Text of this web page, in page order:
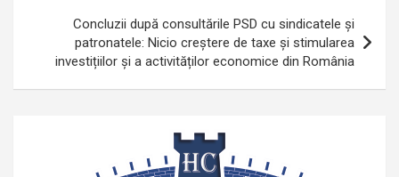
Concluzii după consultările PSD cu sindicatele şi
patronatele: Nicio creștere de taxe şi stimularea
investițiilor și a activităților economice din România